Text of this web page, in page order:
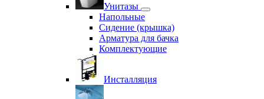
Унитазы
Напольные
Сидение (крышка)
Арматура для бачка
Комплектующие
Инсталляция